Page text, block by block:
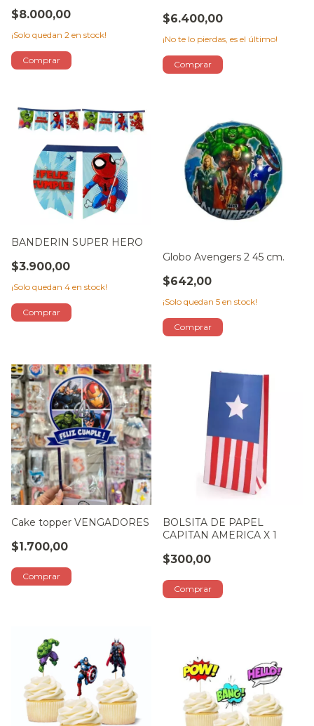
$8.000,00
¡Solo quedan 2 en stock!
$6.400,00
¡No te lo pierdas, es el último!
BANDERIN SUPER HERO
$3.900,00
¡Solo quedan 4 en stock!
Globo Avengers 2 45 cm.
$642,00
¡Solo quedan 5 en stock!
Cake topper VENGADORES
$1.700,00
BOLSITA DE PAPEL
CAPITAN AMERICA X 1
$300,00